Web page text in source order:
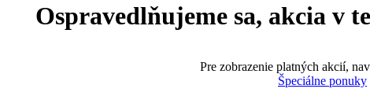
Ospravedlňujeme sa, akcia v
Pre zobrazenie platných akcií,
Špeciálne ponuky